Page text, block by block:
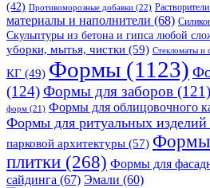
(42) Противоморозные добавки (22) Растворители
материалы и наполнители (68)
Скульптуры из бетона и гипса любой
уборки, мытья, чистки (59) Стекломаты и
КГ (49) Формы (1123)
(124)Формы для заборов (121)
форм (21) Формы для облицовочного
Формы для ритуальных изделий
парковой архитектуры (57) Формы
плитки (268) Формы для
сайдинга (67) Эмали (60)